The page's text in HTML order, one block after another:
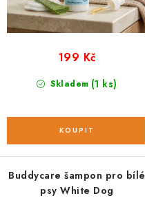
Skladem (1 ks)
199 Kč
Buddycare šampon pro bílé
psy White Dog